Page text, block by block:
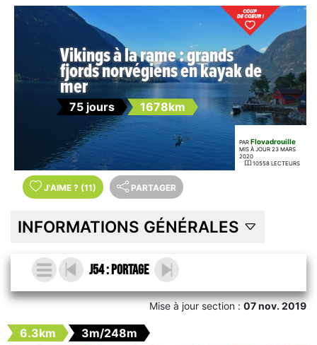
Vikings à la rame : grands
fjords norvégiens en kayak de
mer
75 jours 1678km
PAR Flovadrouille
MIS À JOUR 23 MARS
2020
10558 LECTEURS
J'AIME ? (11) PARTAGER
INFORMATIONS GÉNÉRALES
J54 : portage
Mise à jour section :07 nov. 2019
6.3km
3m/248m